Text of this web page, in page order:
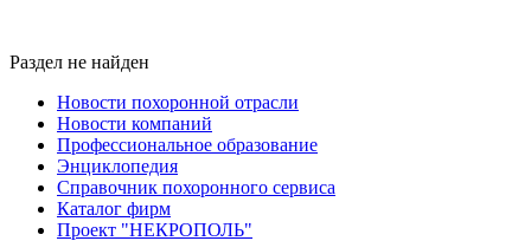
Раздел не найден
Новости похоронной отрасли
Новости компаний
Профессиональное образование
Энциклопедия
Справочник похоронного сервиса
Каталог фирм
Проект "НЕКРОПОЛЬ"